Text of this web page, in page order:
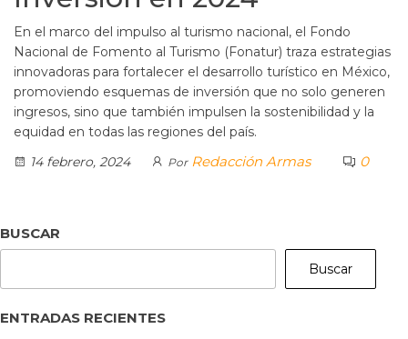
En el marco del impulso al turismo nacional, el Fondo
Nacional de Fomento al Turismo (Fonatur) traza estrategias
innovadoras para fortalecer el desarrollo turístico en México,
promoviendo esquemas de inversión que no solo generen
ingresos, sino que también impulsen la sostenibilidad y la
equidad en todas las regiones del país.
14 febrero, 2024
Por Redacción Armas 0
BUSCAR
Buscar
ENTRADAS RECIENTES